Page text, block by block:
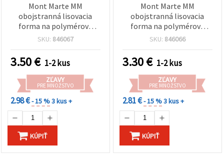
Mont Marte MM
obojstranná lisovacia
forma na polymérovú
hmotu, kvetinový motív,
SKU: 846067
3.50€ 1-2 kus
ZĽAVY
PRE MNOŽSTVO
2.98 €- 15 %3 kus +
KÚPIŤ
Mont Marte MM
obojstranná lisovacia
forma na polymérovú
hmotu – kvet, 35×34×10
SKU: 846066
3.30€ 1-2 kus
ZĽAVY
PRE MNOŽSTVO
2.81 €- 15 %3 kus +
KÚPIŤ